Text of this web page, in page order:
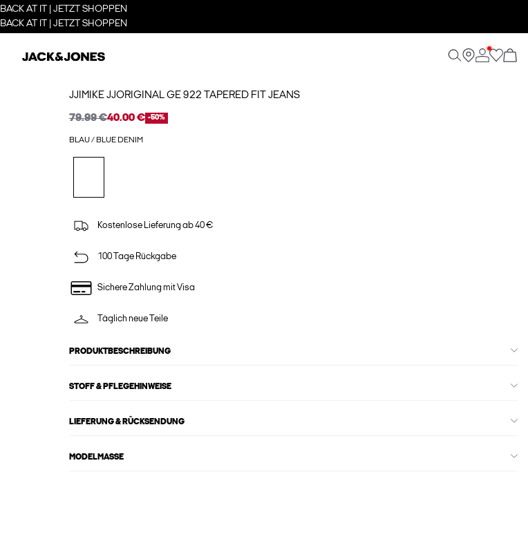
BACK AT IT | JETZT SHOPPEN
BACK AT IT | JETZT SHOPPEN
JJIMIKE JJORIGINAL GE 922 TAPERED FIT JEANS
79.99 €40.00 € -50%
BLAU / BLUE DENIM
Kostenlose Lieferung ab 40 €
100 Tage Rückgabe
Sichere Zahlung mit Visa
Täglich neue Teile
PRODUKTBESCHREIBUNG
STOFF & PFLEGEHINWEISE
LIEFERUNG & RÜCKSENDUNG
MODELMASSE